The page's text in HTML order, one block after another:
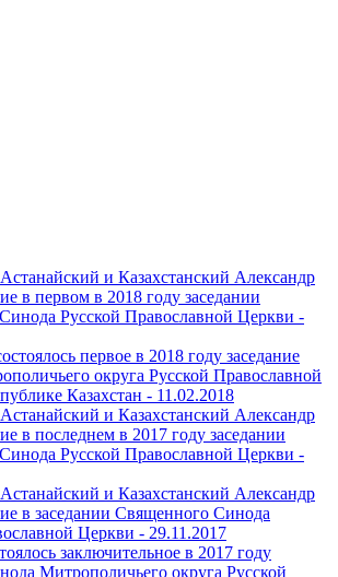
и Казахстанский Александр
в первом в 2018 году заседании
Русской Православной Церкви -
первое в 2018 году заседание
округа Русской Православной
Казахстан - 11.02.2018
и Казахстанский Александр
в последнем в 2017 году заседании
Русской Православной Церкви -
и Казахстанский Александр
в заседании Священного Синода
Церкви - 29.11.2017
заключительное в 2017 году
Митрополичьего округа Русской